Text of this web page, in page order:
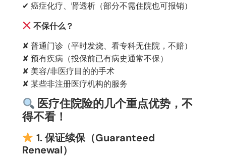
✔ 癌症化疗、肾透析（部分不需住院也可报销）
不保什么？
✘ 普通门诊（平时发烧、看专科无住院，不赔）
✘ 预有疾病（投保前已有病史通常不保）
✘ 美容/非医疗目的的手术
✘ 某些非注册医疗机构的服务
医疗住院险的几个重点优势，不
得不看！
1. 保证续保（Guaranteed
Renewal）